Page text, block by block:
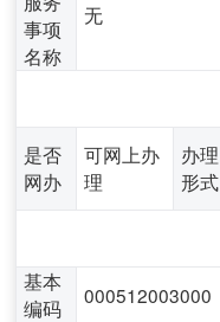
事项
名称
无
是否
网办
可网上办
理
办理
形式
基本
编码
000512003000